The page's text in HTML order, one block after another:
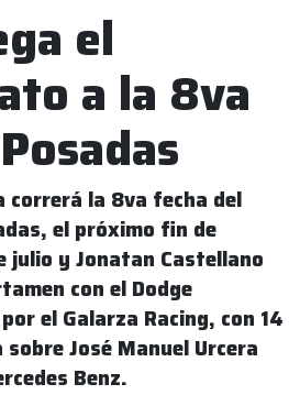
el
a la 8va
correrá la 8va fecha del
el próximo fin de
julio y Jonatan Castellano
con el Dodge
el Galarza Racing, con 14
José Manuel Urcera
Benz.